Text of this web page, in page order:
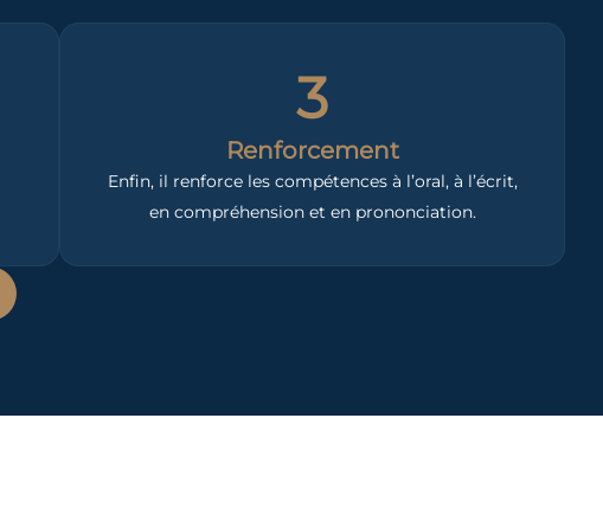
3
Renforcement
Enfin, il renforce les compétences à l’oral, à l’écrit,
en compréhension et en prononciation.